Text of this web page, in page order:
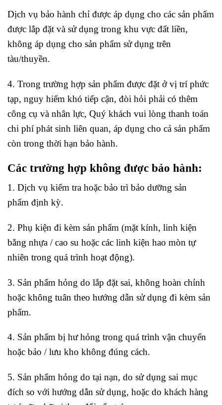
Dịch vụ bảo hành chỉ được áp dụng cho các sản phẩm
được lắp đặt và sử dụng trong khu vực đất liền,
không áp dụng cho sản phẩm sử dụng trên
tàu/thuyền.
4. Trong trường hợp sản phẩm được đặt ở vị trí phức
tạp, nguy hiểm khó tiếp cận, đòi hỏi phải có thêm
công cụ và nhân lực, Quý khách vui lòng thanh toán
chi phí phát sinh liên quan, áp dụng cho cả sản phẩm
còn trong thời hạn bảo hành.
Các trường hợp không được bảo hành:
1. Dịch vụ kiểm tra hoặc bảo trì bảo dưỡng sản
phẩm định kỳ.
2. Phụ kiện đi kèm sản phẩm (mặt kính, linh kiện
bằng nhựa / cao su hoặc các linh kiện hao mòn tự
nhiên trong quá trình hoạt động).
3. Sản phẩm hỏng do lắp đặt sai, không hoàn chỉnh
hoặc không tuân theo hướng dẫn sử dụng đi kèm sản
phẩm.
4. Sản phẩm bị hư hỏng trong quá trình vận chuyển
hoặc bảo / lưu kho không đúng cách.
5. Sản phẩm hỏng do tại nạn, do sử dụng sai mục
đích so với hướng dẫn sử dụng, hoặc do khách hàng